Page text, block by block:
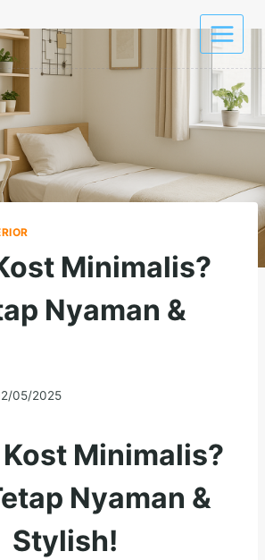
Minimalis?
Nyaman &
05/2025
Minimalis?
Nyaman &
Stylish!